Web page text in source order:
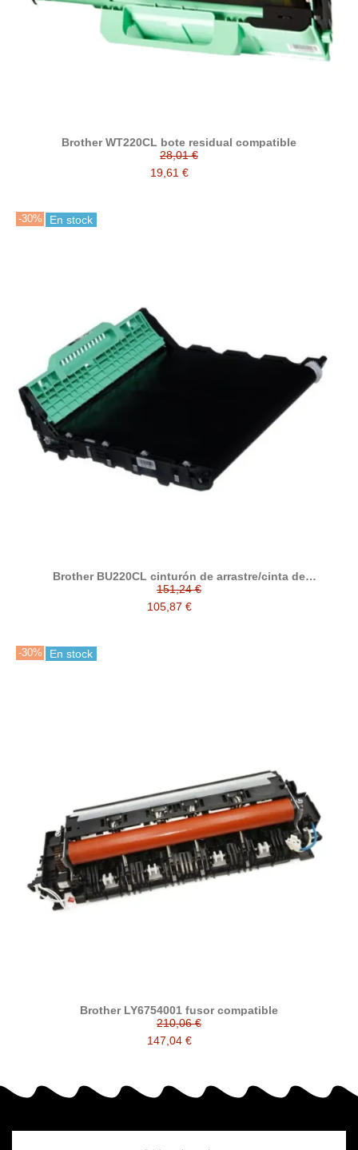
Brother WT220CL bote residual compatible
28,01 €
19,61 €
-30% En stock
Brother BU220CL cinturón de arrastre/cinta de
transferencia compatible
151,24 €
105,87 €
-30% En stock
Brother LY6754001 fusor compatible
210,06 €
147,04 €